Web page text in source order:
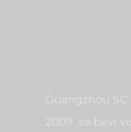
Guangzhou
2009. se bavi